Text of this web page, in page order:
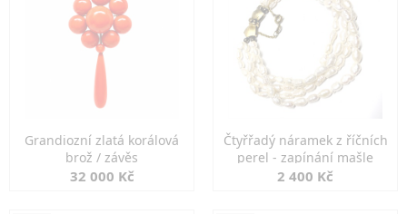
Grandiozní zlatá korálová
brož / závěs
32 000 Kč
Čtyřřadý náramek z říčních
perel - zapínání mašle
2 400 Kč